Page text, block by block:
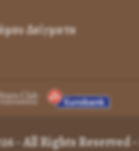
Δείγματα
- All Rights Reserved -